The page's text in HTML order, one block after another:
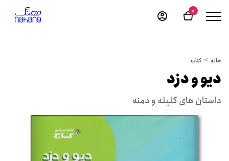
0
خانه کتاب
دیو و دزد
داستان های کلیله و دمنه